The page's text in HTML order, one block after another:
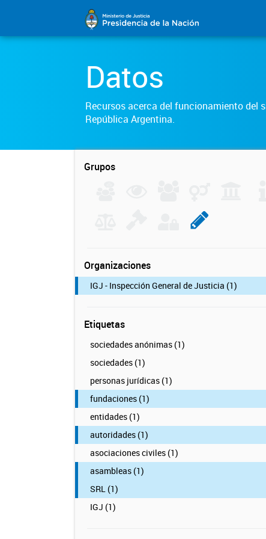
Datos
Recursos acerca del funcionamiento del
República Argentina.
Grupos
Organizaciones
IGJ - Inspección General de Justicia (1)
Etiquetas
sociedades anónimas (1)
sociedades (1)
personas jurídicas (1)
fundaciones (1)
entidades (1)
autoridades (1)
asociaciones civiles (1)
asambleas (1)
SRL (1)
IGJ (1)